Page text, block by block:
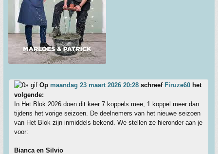
Op maandag 23 maart 2026 20:28 schreef Firuze60 het
volgende:
In Het Blok 2026 doen dit keer 7 koppels mee, 1 koppel meer dan
tijdens het vorige seizoen. De deelnemers van het nieuwe seizoen
van Het Blok zijn inmiddels bekend. We stellen ze hieronder aan je
voor:
Bianca en Silvio